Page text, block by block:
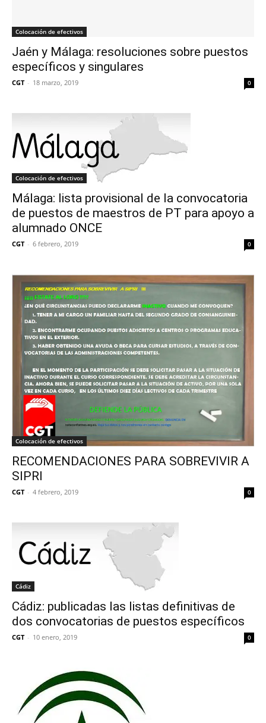
Colocación de efectivos
Jaén y Málaga: resoluciones sobre puestos
específicos y singulares
CGT - 18 marzo, 2019 0
Colocación de efectivos
Málaga: lista provisional de la convocatoria
de puestos de maestros de PT para apoyo a
alumnado ONCE
CGT - 6 febrero, 2019 0
Colocación de efectivos
RECOMENDACIONES PARA SOBREVIVIR A
SIPRI
CGT - 4 febrero, 2019 0
Cádiz
Cádiz: publicadas las listas definitivas de
dos convocatorias de puestos específicos
CGT - 10 enero, 2019 0